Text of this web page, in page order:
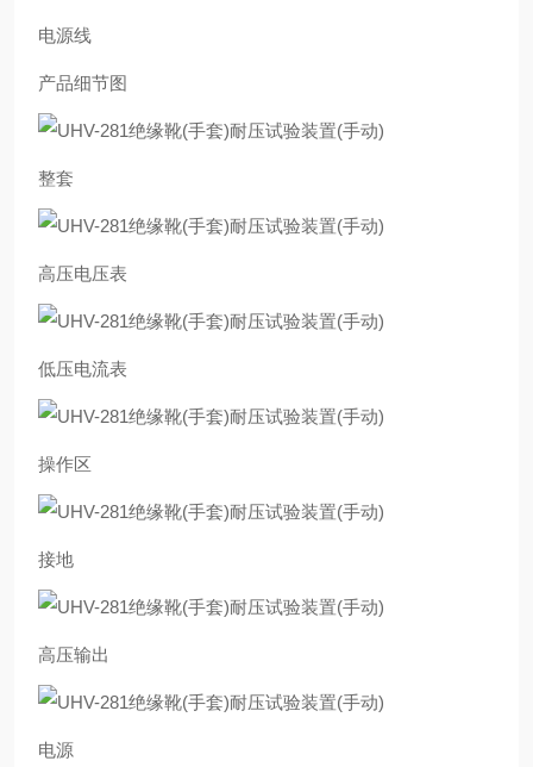
电源线
产品细节图
整套
高压电压表
低压电流表
操作区
接地
高压输出
电源